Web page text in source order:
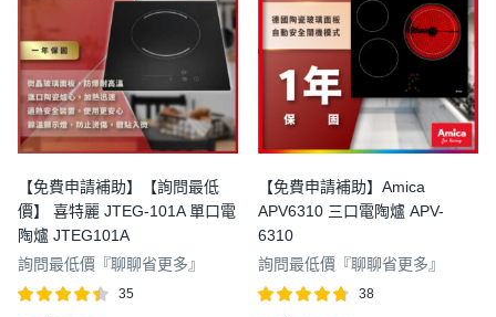
【免費申請補助】【詢問最低
價】 喜特麗 JTEG-101A 單口電
陶爐 JTEG101A
詢問最低價『聊聊省更多』
35
【免費申請補助】Amica
APV6310 三口電陶爐 APV-
6310
詢問最低價『聊聊省更多』
38